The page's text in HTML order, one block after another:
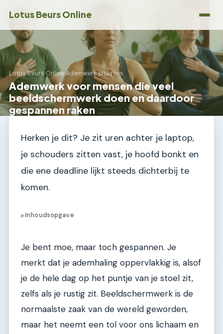
Lotus Beurs Online
Lotus Beurs Online›Ademwerk situaties
Ademwerk voor mensen die veel
beeldschermwerk doen en daardoor
gespannen raken
Herken je dit? Je zit uren achter je laptop,
je schouders zitten vast, je hoofd bonkt en
die ene deadline lijkt steeds dichterbij te
komen.
▶Inhoudsopgave
Je bent moe, maar toch gespannen. Je
merkt dat je ademhaling oppervlakkig is, alsof
je de hele dag op het puntje van je stoel zit,
zelfs als je rustig zit. Beeldschermwerk is de
normaalste zaak van de wereld geworden,
maar het neemt een tol voor ons lichaam en